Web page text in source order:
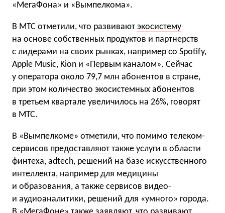
«МегаФона» и «Вымпелкома».
В МТС отметили, что развивают экосистему
на основе собственных продуктов и партнерств
с лидерами на своих рынках, например со Spotify,
Apple Music, Kion и «Первым каналом». Сейчас
у оператора около 79,7 млн абонентов в стране,
при этом количество экосистемных абонентов
в третьем квартале увеличилось на 26%, говорят
в МТС.
В «Вымпелкоме» отметили, что помимо телеком-
сервисов предоставляют также услуги в области
финтеха, adtech, решений на базе искусственного
интеллекта, например для медицины
и образования, а также сервисов видео-
и аудиоаналитики, решений для «умного» города.